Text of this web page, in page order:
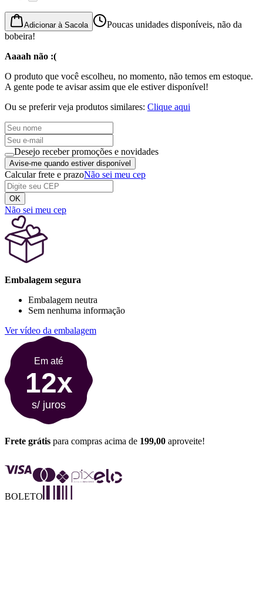
Adicionar à Sacola
Poucas unidades disponíveis, não da
bobeira!
Aaaah não :(
O produto que você escolheu, no momento, não temos em estoque.
A gente pode te avisar assim que ele estiver disponível!
Ou se preferir veja produtos similares: Clique aqui
Desejo receber promoções e novidades
Avise-me quando estiver disponível
Calcular frete e prazoNão sei meu cep
OK
Não sei meu cep
Embalagem segura
Embalagem neutra
Sem nenhuma informação
Ver vídeo da embalagem
Em até
12x
s/ juros
Frete grátis para compras acima de 199,00 aproveite!
BOLETO